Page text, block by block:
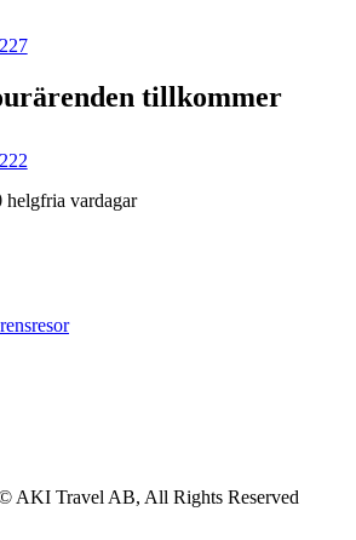
tillkommer
helgfria vardagar
AKI Travel AB, All Rights Reserved